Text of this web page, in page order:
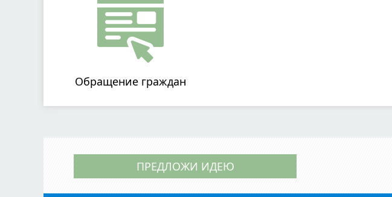
Обращение граждан
ПРЕДЛОЖИ ИДЕЮ